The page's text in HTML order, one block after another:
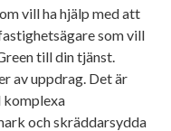
vill ha hjälp med att
som vill
till din tjänst.
av uppdrag. Det är
komplexa
och skräddarsydda